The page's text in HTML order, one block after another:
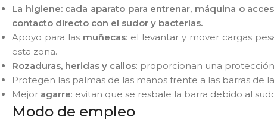
La higiene: cada aparato para entrenar, máquina o
contacto directo con el sudor y bacterias.
Apoyo para las muñecas: el levantar y mover cargas
esta zona.
Rozaduras, heridas y callos: proporcionan una
Protegen las palmas de las manos frente a las barras de
Mejor agarre: evitan que se resbale la barra debido al
Modo de empleo